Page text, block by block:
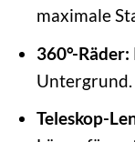
maximale
360°-Räder:
Untergrund.
Teleskop-